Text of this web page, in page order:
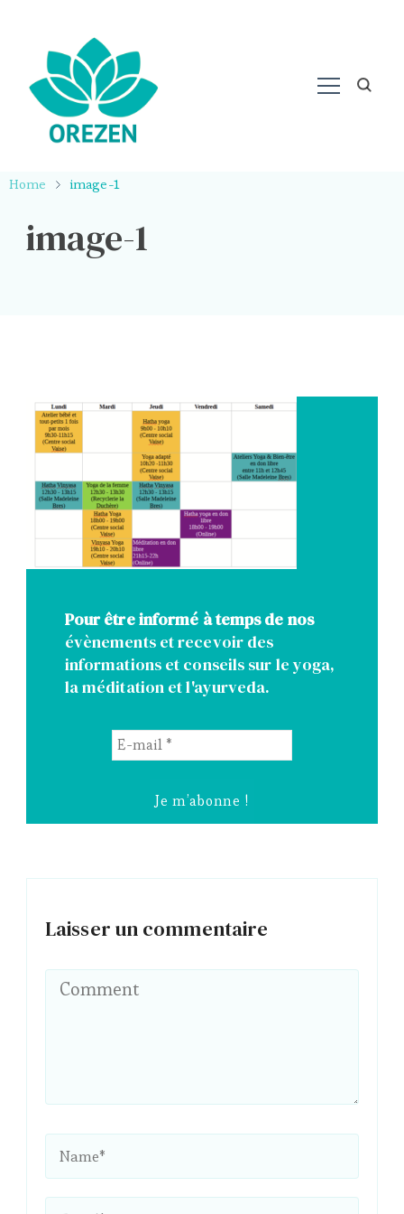
Home image-1
image-1
Pour être informé à temps de nos
évènements et recevoir des
informations et conseils sur le yoga,
la méditation et l'ayurveda.
*
Laisser un commentaire